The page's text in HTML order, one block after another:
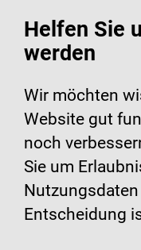
Helfen Sie
werden
Wir möchten
Website gut
noch
Sie um
Entscheidung
Tetanus-